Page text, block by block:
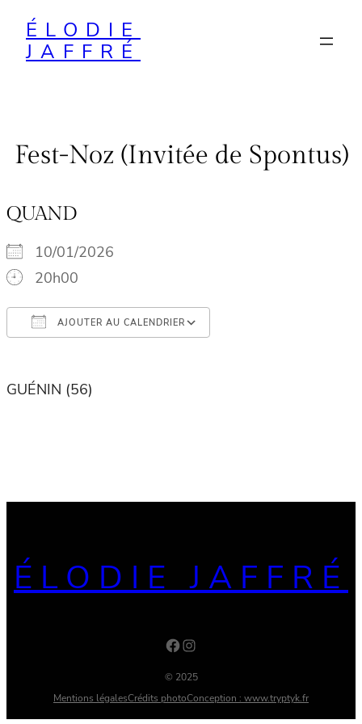
Aller
contenu
ÉLODIE
JAFFRÉ
Fest-Noz (Invitée de Spontus)
QUAND
10/01/2026
20h00
AJOUTER AU CALENDRIER
GUÉNIN (56)
ÉLODIE JAFFRÉ
Facebook Instagram
© 2025
Mentions légalesCrédits photoConception : www.tryptyk.fr